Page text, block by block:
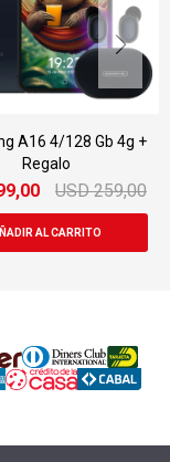
A16 4/128 Gb 4g +
Regalo
USD 259,00